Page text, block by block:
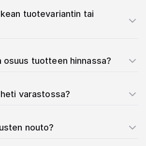
tuotevariantin tai
osuus tuotteen hinnassa?
varastossa?
nouto?